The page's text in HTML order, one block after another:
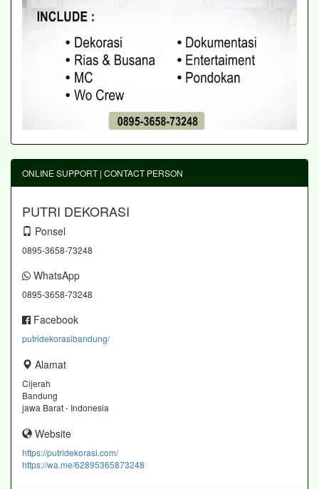
ONLINE SUPPORT | CONTACT PERSON
PUTRI DEKORASI
Ponsel
0895-3658-73248
WhatsApp
0895-3658-73248
Facebook
putridekorasibandung/
Alamat
Cijerah
Bandung
jawa Barat - Indonesia
Website
https://putridekorasi.com/
https://wa.me/62895365873248